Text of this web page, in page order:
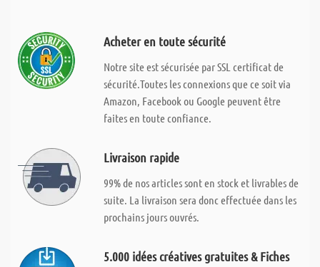
Acheter en toute sécurité
Notre site est sécurisée par SSL certificat de
sécurité.Toutes les connexions que ce soit via
Amazon, Facebook ou Google peuvent être
faites en toute confiance.
Livraison rapide
99% de nos articles sont en stock et livrables de
suite. La livraison sera donc effectuée dans les
prochains jours ouvrés.
5.000 idées créatives gratuites & Fiches